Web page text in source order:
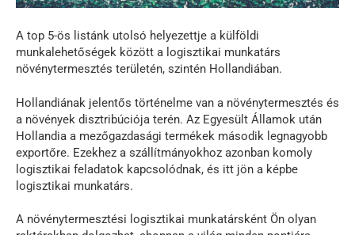
A top 5-ös listánk utolsó helyezettje a külföldi
munkalehetőségek között a logisztikai munkatárs
növénytermesztés területén, szintén Hollandiában.
Hollandiának jelentős történelme van a növénytermesztés és
a növények disztribúciója terén. Az Egyesült Államok után
Hollandia a mezőgazdasági termékek második legnagyobb
exportőre. Ezekhez a szállítmányokhoz azonban komoly
logisztikai feladatok kapcsolódnak, és itt jön a képbe
logisztikai munkatárs.
A növénytermesztési logisztikai munkatársként Ön olyan